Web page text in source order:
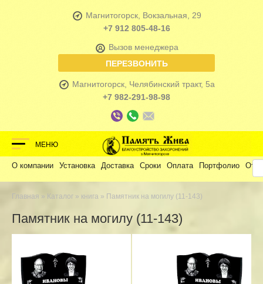
Магнитогорск, Вокзальная, 29
+7 912 805-48-16
Вызов менеджера
ПЕРЕЗВОНИТЬ
Магнитогорск, Челябинский тракт, 5а
+7 982-291-98-98
МЕНЮ
О компании Установка Доставка Сроки Оплата Портфолио
Главная » Каталог » книга » Памятник на могилу (11-143)
Памятник на могилу (11-143)